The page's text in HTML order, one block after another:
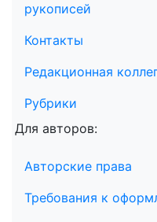
рукописей
Контакты
Редакционная
Рубрики
Для авторов:
Авторские права
Требования к